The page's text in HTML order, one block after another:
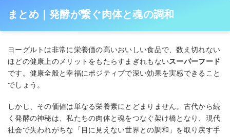
まとめ｜発酵が繋ぐ肉体と魂の調和
ヨーグルトは非常に栄養価の高いおいしい食品で、数え切れない
ほどの健康上のメリットをもたらすまぎれもないスーパーフード
です。健康全般と幸福にポジティブで深い効果を実感できること
でしょう。
しかし、その価値は単なる栄養素にとどまりません。古代から続
く発酵の神秘は、私たちの肉体と魂をつなぐ架け橋となり、現代
社会で失われがちな「目に見えない世界との調和」を取り戻す手